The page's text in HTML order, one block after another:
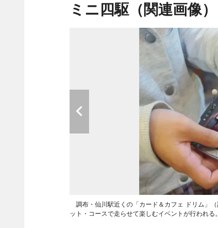
ミニ四駆（関連画像）
調布・仙川駅近くの「カード＆カフェ ドリム」
ット・コースで走らせて楽しむイベントが行われる